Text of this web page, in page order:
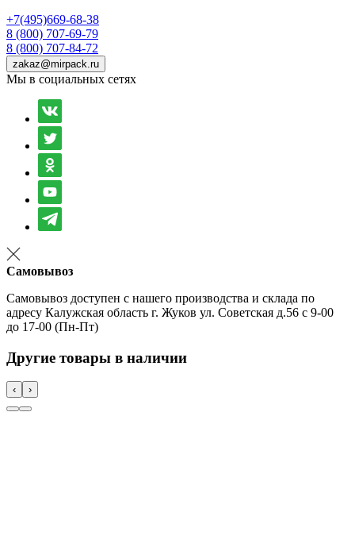
+7(495)669-68-38
8 (800) 707-69-79
8 (800) 707-84-72
zakaz@mirpack.ru
Мы в социальных сетях
Самовывоз
Самовывоз доступен с нашего производства и склада по
адресу Калужская область г. Жуков ул. Советская д.56 с 9-00
до 17-00 (Пн-Пт)
Другие товары в наличии
‹ ›